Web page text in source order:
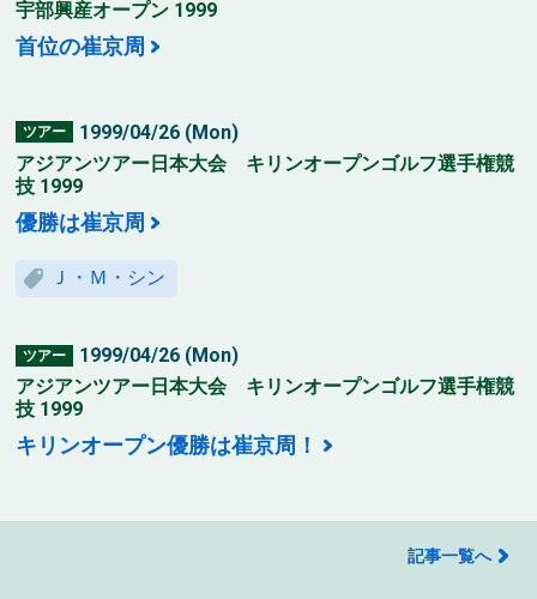
宇部興産オープン 1999
首位の崔京周
ツアー
1999/04/26 (Mon)
アジアンツアー日本大会 キリンオープンゴルフ選手権競
技 1999
優勝は崔京周
Ｊ・Ｍ・シン
ツアー
1999/04/26 (Mon)
アジアンツアー日本大会 キリンオープンゴルフ選手権競
技 1999
キリンオープン優勝は崔京周！
記事一覧へ